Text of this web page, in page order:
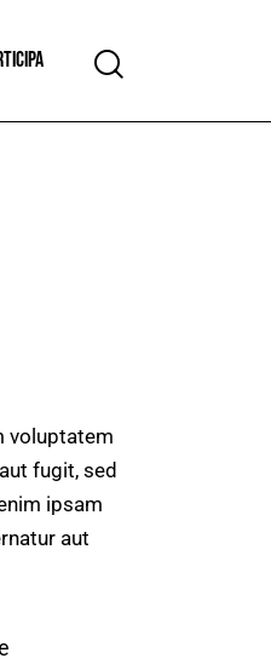
voluptatem
fugit, sed
ipsam
aut